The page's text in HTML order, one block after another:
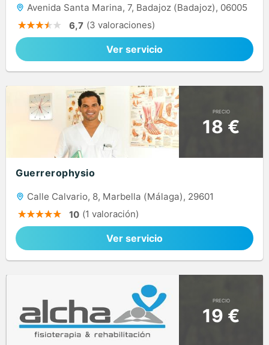
Avenida Santa Marina, 7, Badajoz (Badajoz), 06005
6,7 (3 valoraciones)
Ver servicio
PRECIO
18 €
Guerrerophysio
Calle Calvario, 8, Marbella (Málaga), 29601
10 (1 valoración)
Ver servicio
PRECIO
19 €